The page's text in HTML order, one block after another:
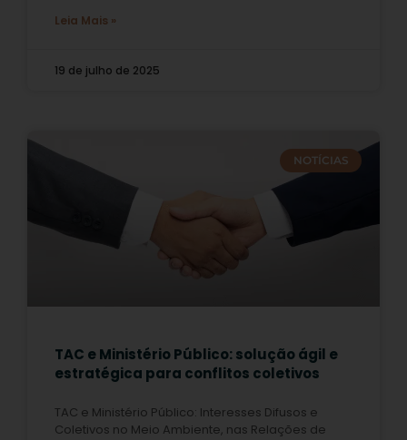
Leia Mais »
19 de julho de 2025
NOTÍCIAS
TAC e Ministério Público: solução ágil e
estratégica para conflitos coletivos
TAC e Ministério Público: Interesses Difusos e
Coletivos no Meio Ambiente, nas Relações de